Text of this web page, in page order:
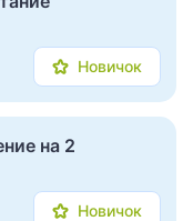
Новичок
на 2
Новичок